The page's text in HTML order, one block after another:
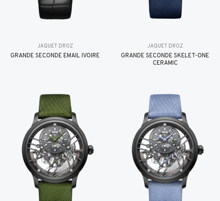
JAQUET DROZ
GRANDE SECONDE EMAIL IVOIRE
JAQUET DROZ
GRANDE SECONDE SKELET-ONE
CERAMIC